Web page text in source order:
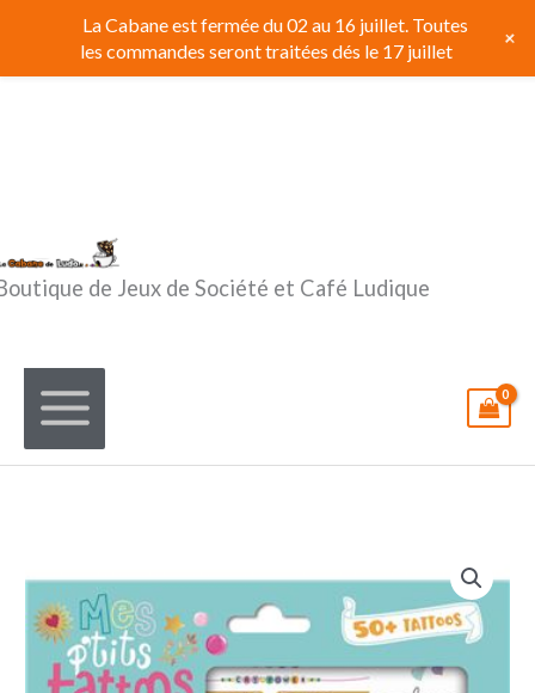
contenu
de Jeux de Société et Café Ludique
La Cabane est fermée du 02 au 16 juillet. Toutes
les commandes seront traitées dés le 17 juillet
+